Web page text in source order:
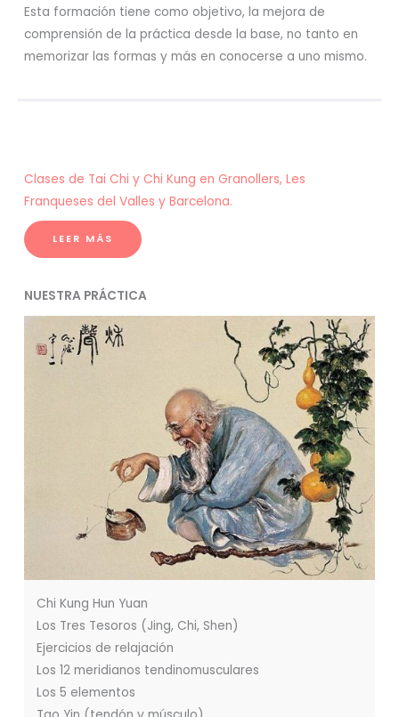
Esta formación tiene como objetivo, la mejora de
comprensión de la práctica desde la base, no tanto en
memorizar las formas y más en conocerse a uno mismo.
Clases de Tai Chi y Chi Kung en Granollers, Les
Franqueses del Valles y Barcelona.
LEER MÁS
NUESTRA PRÁCTICA
Chi Kung Hun Yuan
Los Tres Tesoros (Jing, Chi, Shen)
Ejercicios de relajación
Los 12 meridianos tendinomusculares
Los 5 elementos